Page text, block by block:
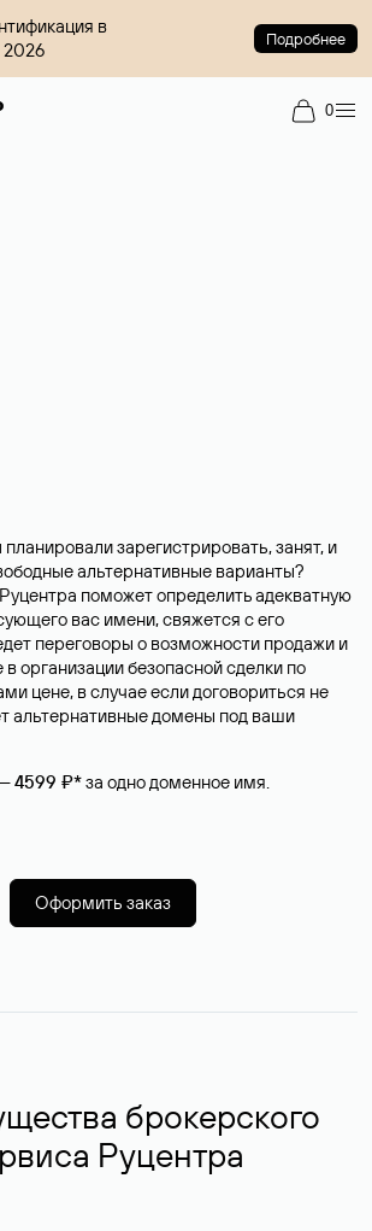
в
2026
Подробнее
0
зарегистрировать, занят, и
альтернативные варианты?
поможет определить адекватную
вас имени, свяжется с его
переговоры о возможности продажи и
организации безопасной сделки по
цене, в случае если договориться не
альтернативные домены под ваши
4599 ₽*за одно доменное имя.
Оформить заказ
брокерского
Руцентра